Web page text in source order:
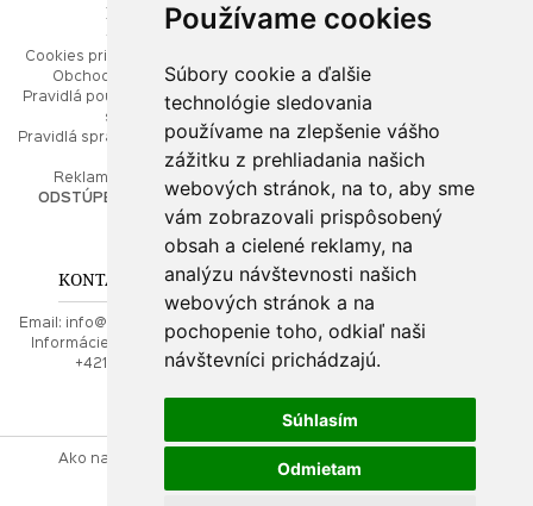
Používame cookies
Súbory cookie a ďalšie
technológie sledovania
používame na zlepšenie vášho
zážitku z prehliadania našich
webových stránok, na to, aby sme
vám zobrazovali prispôsobený
obsah a cielené reklamy, na
analýzu návštevnosti našich
webových stránok a na
pochopenie toho, odkiaľ naši
návštevníci prichádzajú.
Súhlasím
Odmietam
ESHOP
Cookies pri prezeraní stránok
Obchodné podmienky
Pravidlá používania webových
stránok
Pravidlá spracúvania osobných
Reklamačný poriadok
ODSTÚPENIE OD ZMLUVY
RÝCHLE MENU
Ako balíme Vaše šperky
Kontaktujte nás
PORADŇA
Ako nakupovať
O drahých kovoch
Doprava a poštovné
KONTAKT NA NÁS
Email:
info@najkrajsiesperky.sk
Informácie:
+421917 881556,
+421556224323
Ako nakupovať Kontaktujte nás
Obchodné podmienky